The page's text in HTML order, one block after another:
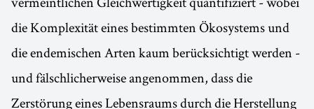
die Komplexität eines bestimmten Ökosystems und
die endemischen Arten kaum berücksichtigt werden -
und fälschlicherweise angenommen, dass die
Zerstörung eines Lebensraums durch die Herstellung